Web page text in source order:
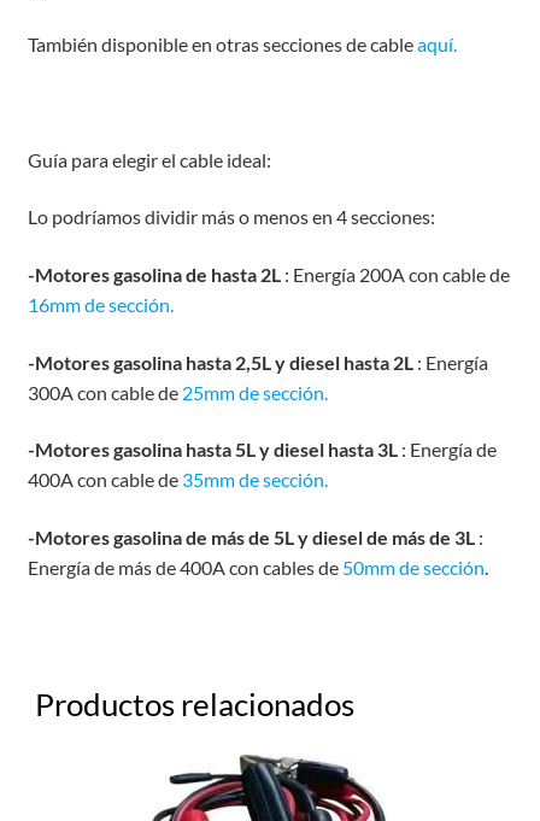
También disponible en otras secciones de cableaquí.
Guía para elegir el cable ideal:
Lo podríamos dividir más o menos en 4 secciones:
-Motores gasolina de hasta 2L: Energía 200A con cable de
16mm de sección.
-Motores gasolina hasta 2,5L y diesel hasta 2L : Energía
300A con cable de 25mm de sección.
-Motores gasolina hasta 5L y diesel hasta 3L: Energía de
400A con cable de 35mm de sección.
-Motores gasolina de más de 5L y diesel de más de 3L:
Energía de más de 400A con cables de 50mm de sección.
Productos relacionados